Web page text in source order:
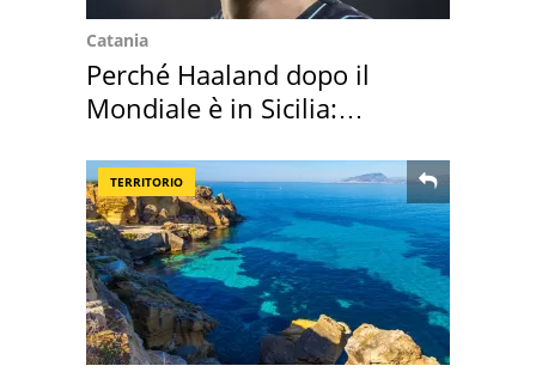
Catania
Perché Haaland dopo il
Mondiale è in Sicilia:
TERRITORIO